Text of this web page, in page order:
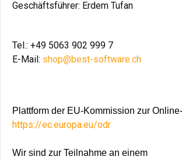
Geschäftsführer: Erdem Tufan
Tel.: +49 5063 902 999 7
E-Mail: shop@best-software.ch
Plattform der EU-Kommission zur
https://ec.europa.eu/odr
Wir sind zur Teilnahme an einem